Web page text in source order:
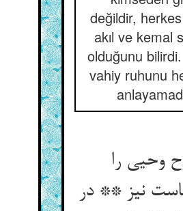
değildir,
akıl ve kemal
olduğunu
vahiy ruhunu
وحیی را
نیز ** در